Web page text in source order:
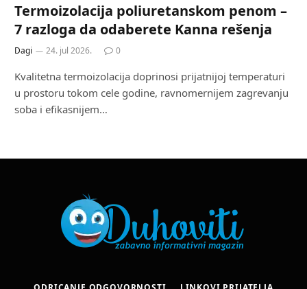
Termoizolacija poliuretanskom penom –
7 razloga da odaberete Kanna rešenja
Dagi 24. jul 2026. 0
Kvalitetna termoizolacija doprinosi prijatnijoj temperaturi
u prostoru tokom cele godine, ravnomernijem zagrevanju
soba i efikasnijem…